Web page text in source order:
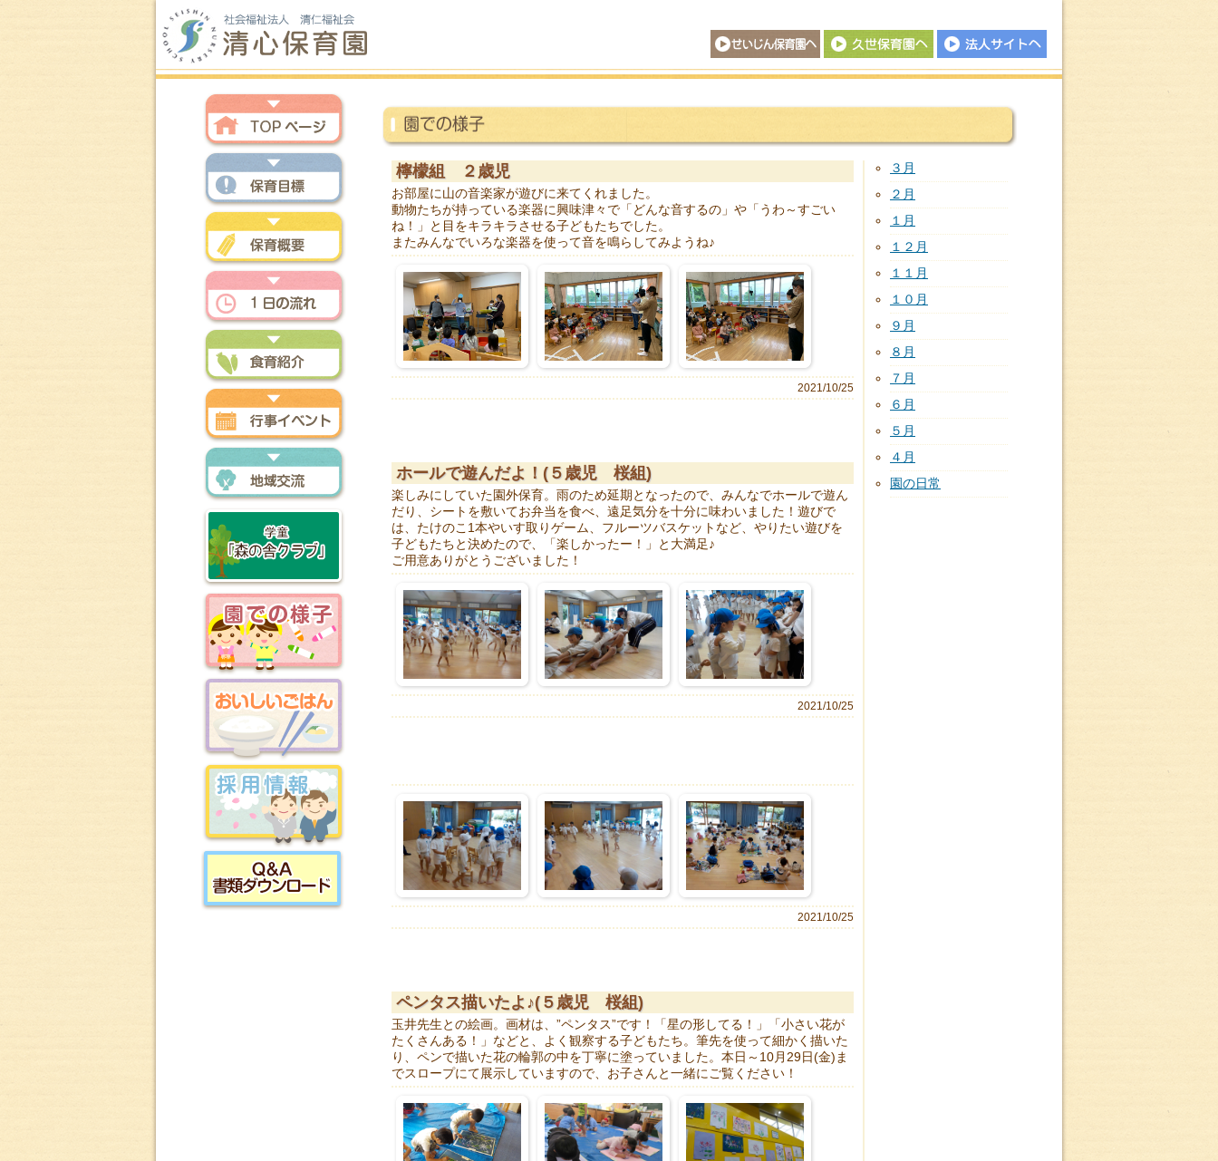
トップページ
保育方針
保育概要
一日の流れ
食育
行事イベント
地域交流
森の舎クラブ
園での様子
おいしいごはん
採用情報
檸檬組 ２歳児
お部屋に山の音楽家が遊びに来てくれました。
動物たちが持っている楽器に興味津々で「どんな音するの」や「うわ～すごい
ね！」と目をキラキラさせる子どもたちでした。
またみんなでいろな楽器を使って音を鳴らしてみようね♪
2021/10/25
ホールで遊んだよ！(５歳児 桜組)
楽しみにしていた園外保育。雨のため延期となったので、みんなでホールで遊ん
だり、シートを敷いてお弁当を食べ、遠足気分を十分に味わいました！遊びで
は、たけのこ1本やいす取りゲーム、フルーツバスケットなど、やりたい遊びを
子どもたちと決めたので、「楽しかったー！」と大満足♪
ご用意ありがとうございました！
2021/10/25
2021/10/25
ペンタス描いたよ♪(５歳児 桜組)
玉井先生との絵画。画材は、”ペンタス”です！「星の形してる！」「小さい花が
たくさんある！」などと、よく観察する子どもたち。筆先を使って細かく描いた
り、ペンで描いた花の輪郭の中を丁寧に塗っていました。本日～10月29日(金)ま
でスロープにて展示していますので、お子さんと一緒にご覧ください！
３月
２月
１月
１２月
１１月
１０月
９月
８月
７月
６月
５月
４月
園の日常